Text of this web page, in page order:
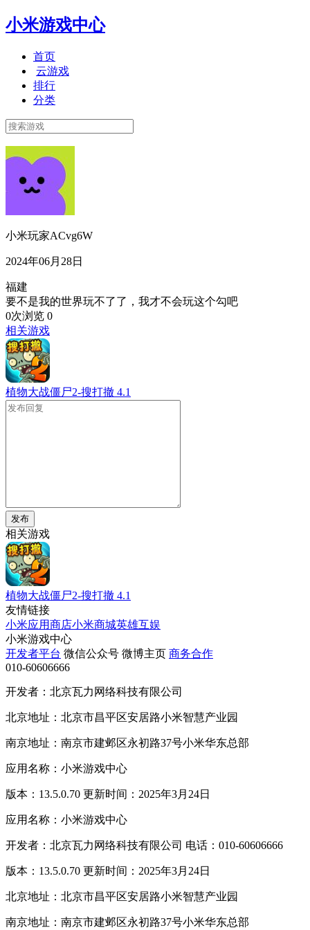
小米游戏中心
首页
云游戏
排行
分类
小米玩家ACvg6W
2024年06月28日
福建
要不是我的世界玩不了了，我才不会玩这个勾吧
0次浏览 0
相关游戏
植物大战僵尸2-搜打撤 4.1
发布
相关游戏
植物大战僵尸2-搜打撤 4.1
友情链接
小米应用商店小米商城英雄互娱
小米游戏中心
开发者平台 微信公众号 微博主页 商务合作
010-60606666
开发者：北京瓦力网络科技有限公司
北京地址：北京市昌平区安居路小米智慧产业园
南京地址：南京市建邺区永初路37号小米华东总部
应用名称：小米游戏中心
版本：13.5.0.70 更新时间：2025年3月24日
应用名称：小米游戏中心
开发者：北京瓦力网络科技有限公司 电话：010-60606666
版本：13.5.0.70 更新时间：2025年3月24日
北京地址：北京市昌平区安居路小米智慧产业园
南京地址：南京市建邺区永初路37号小米华东总部